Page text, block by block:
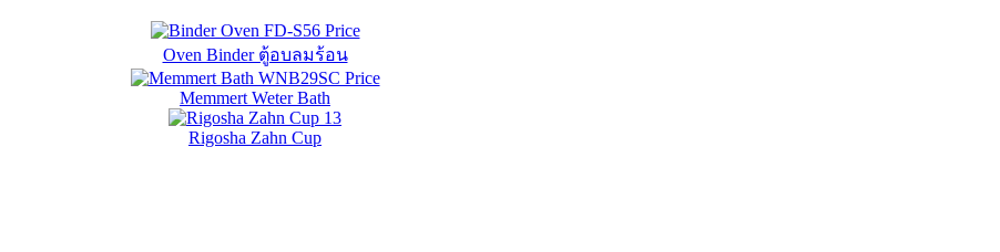
Oven Binder ตู้อบลมร้อน
Memmert Weter Bath
Rigosha Zahn Cup